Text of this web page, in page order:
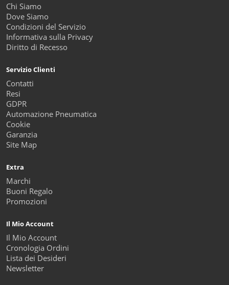
Chi Siamo
Dove Siamo
Condizioni del Servizio
Informativa sulla Privacy
Diritto di Recesso
Servizio Clienti
Contatti
Resi
GDPR
Automazione Pneumatica
Cookie
Garanzia
Site Map
Extra
Marchi
Buoni Regalo
Promozioni
Il Mio Account
Il Mio Account
Cronologia Ordini
Lista dei Desideri
Newsletter